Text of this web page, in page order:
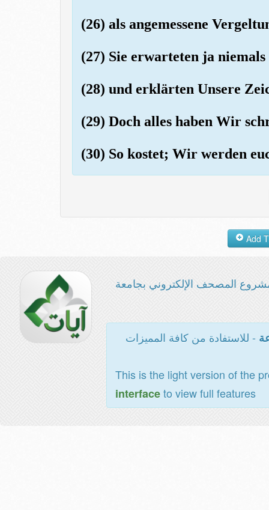
(26) als angemessene
(27) Sie erwarteten ja
(28) und erklärten Unsere
(29) Doch alles haben Wir
(30) So kostet; Wir werden
المصحف الإلكتروني بجامعة
- للاستفادة من كافة المميزات
This is the light version of the
interfaceto view full features